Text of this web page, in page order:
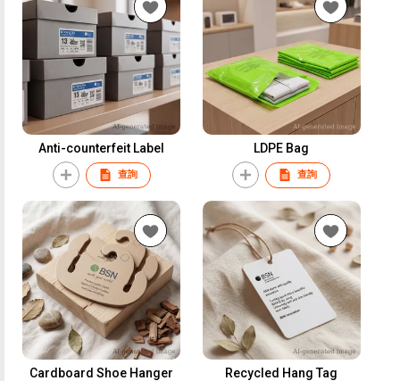
Anti-counterfeit Label
查詢
LDPE Bag
查詢
Cardboard Shoe Hanger Recycled Hang Tag